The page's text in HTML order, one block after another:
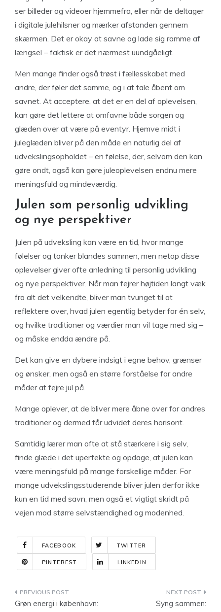
ser billeder og videoer hjemmefra, eller når de deltager
i digitale julehilsner og mærker afstanden gennem
skærmen. Det er okay at savne og lade sig ramme af
længsel – faktisk er det nærmest uundgåeligt.
Men mange finder også trøst i fællesskabet med
andre, der føler det samme, og i at tale åbent om
savnet. At acceptere, at det er en del af oplevelsen,
kan gøre det lettere at omfavne både sorgen og
glæden over at være på eventyr. Hjemve midt i
juleglæden bliver på den måde en naturlig del af
udvekslingsopholdet – en følelse, der, selvom den kan
gøre ondt, også kan gøre juleoplevelsen endnu mere
meningsfuld og mindeværdig.
Julen som personlig udvikling
og nye perspektiver
Julen på udveksling kan være en tid, hvor mange
følelser og tanker blandes sammen, men netop disse
oplevelser giver ofte anledning til personlig udvikling
og nye perspektiver. Når man fejrer højtiden langt væk
fra alt det velkendte, bliver man tvunget til at
reflektere over, hvad julen egentlig betyder for én selv,
og hvilke traditioner og værdier man vil tage med sig –
og måske endda ændre på.
Det kan give en dybere indsigt i egne behov, grænser
og ønsker, men også en større forståelse for andre
måder at fejre jul på.
Mange oplever, at de bliver mere åbne over for andres
traditioner og dermed får udvidet deres horisont.
Samtidig lærer man ofte at stå stærkere i sig selv,
finde glæde i det uperfekte og opdage, at julen kan
være meningsfuld på mange forskellige måder. For
mange udvekslingsstuderende bliver julen derfor ikke
kun en tid med savn, men også et vigtigt skridt på
vejen mod større selvstændighed og modenhed.
FACEBOOK TWITTER
PINTEREST LINKEDIN
Indlægsnavigation
Grøn energi i københavn:
Syng sammen: